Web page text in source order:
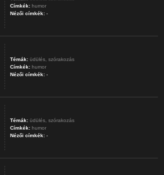
Címkék: humor
Nézői címkék:-
Témák: üdülés, szórakozás
Címkék: humor
Nézői címkék:-
Témák: üdülés, szórakozás
Címkék: humor
Nézői címkék:-